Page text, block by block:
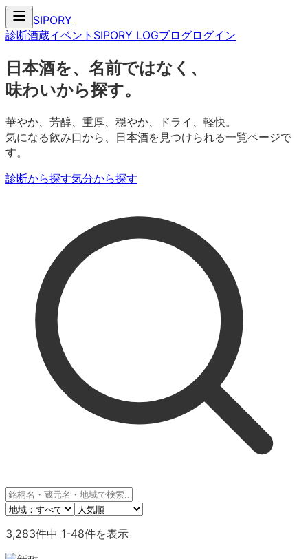
SIPORY
診断酒蔵イベント SIPORY LOGブログログイン
日本酒を、名前ではなく、
味わいから探す。
華やか、芳醇、重厚、穏やか、ドライ、軽快。
気になる飲み口から、日本酒を見つけられる一覧ページで
す。
診断から探す気分から探す
3,283件中 1-48件を表示